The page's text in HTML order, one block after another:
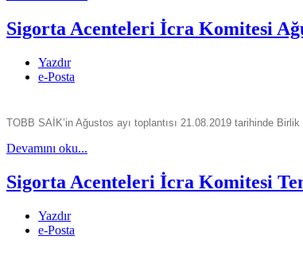
Sigorta Acenteleri İcra Komitesi
Yazdır
e-Posta
TOBB SAİK’in Ağustos ayı toplantısı 21.08.2019 tarihinde
Devamını oku...
Sigorta Acenteleri İcra Komitesi
Yazdır
e-Posta